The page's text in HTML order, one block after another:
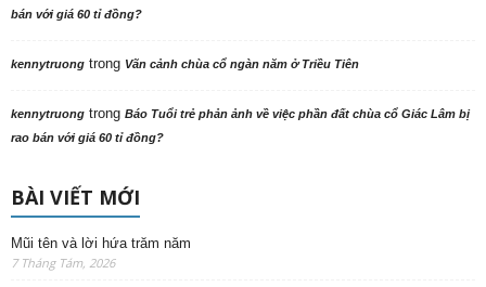
bán với giá 60 tỉ đồng?
kennytruong trong Vãn cảnh chùa cổ ngàn năm ở Triều Tiên
kennytruong trong Báo Tuổi trẻ phản ảnh về việc phần đất chùa cổ Giác Lâm bị
rao bán với giá 60 tỉ đồng?
BÀI VIẾT MỚI
Mũi tên và lời hứa trăm năm
7 Tháng Tám, 2026